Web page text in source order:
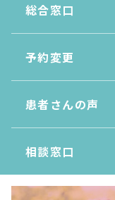
総合窓口
予約変更
患者さんの声
相談窓口